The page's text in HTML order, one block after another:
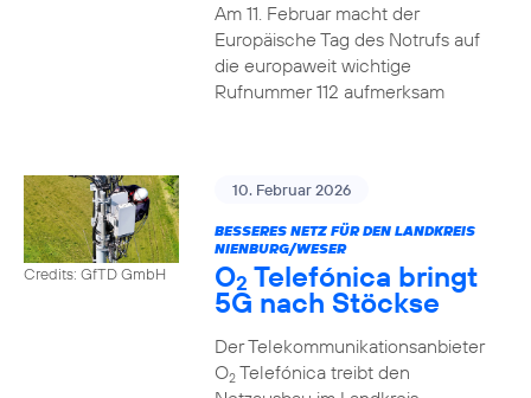
Am 11. Februar macht der
Europäische Tag des Notrufs auf
die europaweit wichtige
Rufnummer 112 aufmerksam
Credits: GfTD GmbH
10. Februar 2026
BESSERES NETZ FÜR DEN LANDKREIS
NIENBURG/WESER
O2 Telefónica bringt
5G nach Stöckse
Der Telekommunikationsanbieter
O2Telefónica treibt den